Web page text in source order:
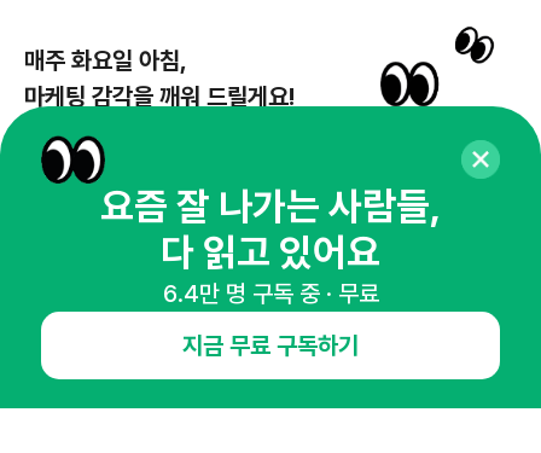
매주 화요일 아침,
마케팅 감각을 깨워 드릴게요!
뉴스레터 구독하기
오픈애즈란
요즘 잘 나가는 사람들,
다 읽고 있어요
6.4만 명 구독 중 · 무료
지금 무료 구독하기